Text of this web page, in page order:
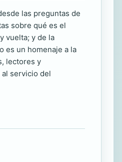
las preguntas de
sobre qué es el
vuelta; y de la
es un homenaje a la
lectores y
servicio del